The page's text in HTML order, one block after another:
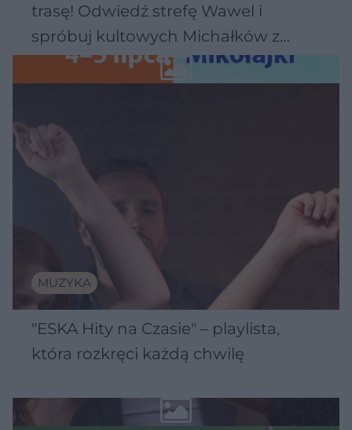
trasę! Odwiedź strefę Wawel i
spróbuj kultowych Michałków z
Wawelu
MUZYKA
"ESKA Hity na Czasie" – playlista,
która rozkręci każdą chwilę